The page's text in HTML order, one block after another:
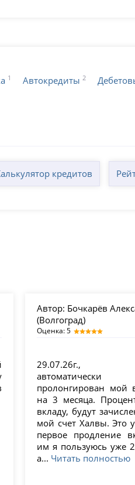
1 Автокредиты 2
кредитов
Автор: Бочкарёв
(Волгоград)
Оценка: 5
29.07.26г.,
автоматически
пролонгирован мой
на 3 месяца.
вкладу, будут
мой счет Халвы. Это
первое продление
им я пользуюсь уже 2
а... Читать полностью